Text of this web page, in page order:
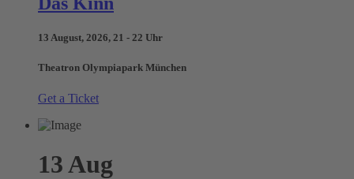
13 August, 2026, 21 - 22 Uhr
Theatron Olympiapark München
Get a Ticket
13 Aug